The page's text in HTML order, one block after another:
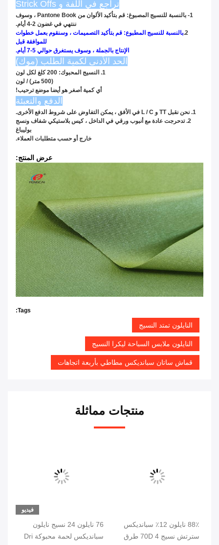
تراجع في اللفة و Strick Offs
1- بالنسبة للنسيج المصبوغ: قم بتأكيد الألوان من Pantone Book ، وسوف
ننتهي في غضون 2-4 أيام.
2. بالنسبة للنسيج المطبوع: قم بتأكيد التصميمات ، وسنقوم بعمل خطوات
للموافقة قبل
الإنتاج بالجملة ، وسوف يستغرق حوالي 5-7 أيام.
الحد الأدنى لكمية الطلب (موك)
1. النسيج المحبوك: 200 كلغ لكل لون
(500 متر) / لون
أي كمية أصغر هو أيضا موضع ترحيب!
الدفع والتعبئة
1. نحن نقبل TT و L / C في الأفق ، يمكن التفاوض على شروط الدفع الأخرى.
2. تدحرجت عادة مع أنبوب ورقي في الداخل ، كيس بلاستيكي شفاف ونسج
بوليباغ
خارج أو حسب متطلبات العملاء.
عرض المنتج:
Tags:
النايلون تمتد النسيج
النايلون ملابس السباحة ليكرا النسيج
قماش ساتان سبانديكس مطاطي بأربعة اتجاهات
منتجات مماثلة
88٪ نايلون 12٪ سبانديكس
سترتش نسيج 70D 4 طرق
فيديو
76 نايلون 24 نسيج نايلون
سبانديكس لحمة محبوكة Dri